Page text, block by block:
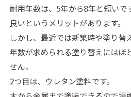
耐用年数は、5年から8年と短いで
良いというメリットがあります。
しかし、最近では新築時や塗り替
年数が求められる塗り替えにはほ
せん。
2つ目は、ウレタン塗料です。